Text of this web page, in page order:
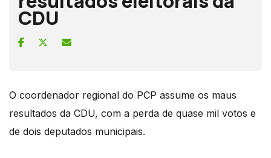
CDU
O coordenador regional do PCP assume os maus
resultados da CDU, com a perda de quase mil votos e
de dois deputados municipais.